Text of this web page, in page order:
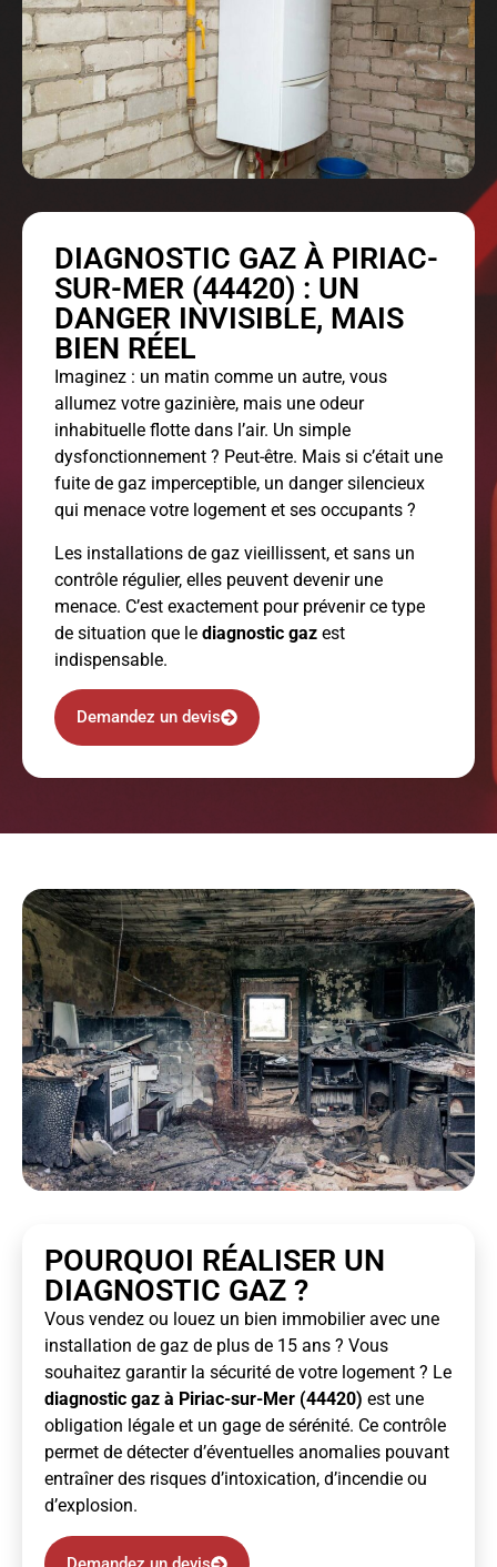
DIAGNOSTIC GAZ À PIRIAC-
SUR-MER (44420) : UN
DANGER INVISIBLE, MAIS
BIEN RÉEL
Imaginez : un matin comme un autre, vous
allumez votre gazinière, mais une odeur
inhabituelle flotte dans l’air. Un simple
dysfonctionnement ? Peut-être. Mais si c’était une
fuite de gaz imperceptible, un danger silencieux
qui menace votre logement et ses occupants ?
Les installations de gaz vieillissent, et sans un
contrôle régulier, elles peuvent devenir une
menace. C’est exactement pour prévenir ce type
de situation que le diagnostic gaz est
indispensable.
Demandez un devis
POURQUOI RÉALISER UN
DIAGNOSTIC GAZ ?
Vous vendez ou louez un bien immobilier avec une
installation de gaz de plus de 15 ans ? Vous
souhaitez garantir la sécurité de votre logement ? Le
diagnostic gaz à Piriac-sur-Mer (44420) est une
obligation légale et un gage de sérénité. Ce contrôle
permet de détecter d’éventuelles anomalies pouvant
entraîner des risques d’intoxication, d’incendie ou
d’explosion.